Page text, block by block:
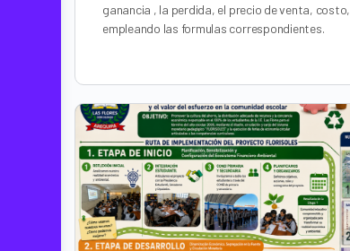
ganancia , la perdida, el precio de venta, costo,
empleando las formulas correspondientes.